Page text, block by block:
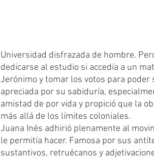
Universidad disfrazada de hombre.
dedicarse al estudio si accedía a un
Jerónimo y tomar los votos para
apreciada por su sabiduría,
amistad de por vida y propició que la
más allá de los límites coloniales.
Juana Inés adhirió plenamente al
le permitía hacer. Famosa por sus
sustantivos, retruécanos y